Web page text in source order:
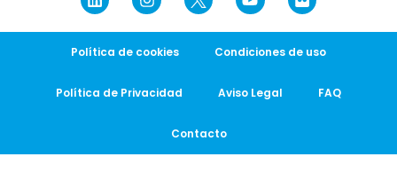
Política de cookies Condiciones de uso
Política de Privacidad Aviso Legal FAQ
Contacto